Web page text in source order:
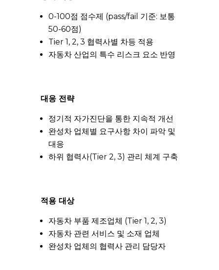
0-100점 점수제 (pass/fail 기준: 보통
50-60점)
Tier 1, 2, 3 협력사별 차등 적용
자동차 산업의 특수 리스크 요소 반영
대응 전략
정기적 자가진단을 통한 지속적 개선
완성차 업체별 요구사항 차이 파악 및
대응
하위 협력사(Tier 2, 3) 관리 체계 구축
적용 대상
자동차 부품 제조업체 (Tier 1, 2, 3)
자동차 관련 서비스 및 소재 업체
완성차 업체의 협력사 관리 담당자